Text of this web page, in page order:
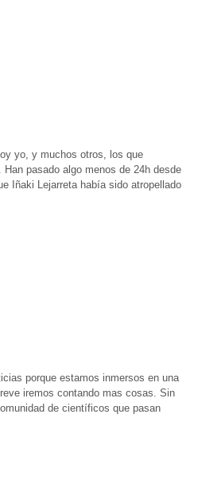
yo, y muchos otros, los que
pasado algo menos de 24h desde
Iñaki Lejarreta había sido atropellado
porque estamos inmersos en una
iremos contando mas cosas. Sin
de científicos que pasan